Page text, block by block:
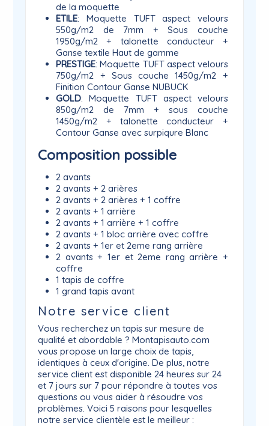
de la moquette
ETILE: Moquette TUFT aspect velours
550g/m2 de 7mm + Sous couche
1950g/m2 + talonette conducteur +
Ganse textile Haut de gamme
PRESTIGE: Moquette TUFT aspect velours
750g/m2 + Sous couche 1450g/m2 +
Finition Contour Ganse NUBUCK
GOLD: Moquette TUFT aspect velours
850g/m2 de 7mm + sous couche
1450g/m2 + talonette conducteur +
Contour Ganse avec surpiqure Blanc
Composition possible
2 avants
2 avants + 2 arières
2 avants + 2 arières + 1 coffre
2 avants + 1 arrière
2 avants + 1 arrière + 1 coffre
2 avants + 1 bloc arrière avec coffre
2 avants + 1er et 2eme rang arrière
2 avants + 1er et 2eme rang arrière +
coffre
1 tapis de coffre
1 grand tapis avant
Notre service client
Vous recherchez un tapis sur mesure de
qualité et abordable ? Montapisauto.com
vous propose un large choix de tapis,
identiques à ceux d'origine. De plus, notre
service client est disponible 24 heures sur 24
et 7 jours sur 7 pour répondre à toutes vos
questions ou vous aider à résoudre vos
problèmes. Voici 5 raisons pour lesquelles
notre service clientèle est le meilleur :